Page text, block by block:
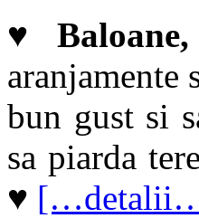
♥
aranjamente
bun gust si
sa piarda
♥